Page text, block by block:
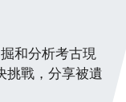
和分析考古現
挑戰，分享被遺